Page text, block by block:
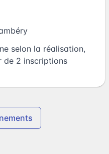
selon la réalisation,
2 inscriptions